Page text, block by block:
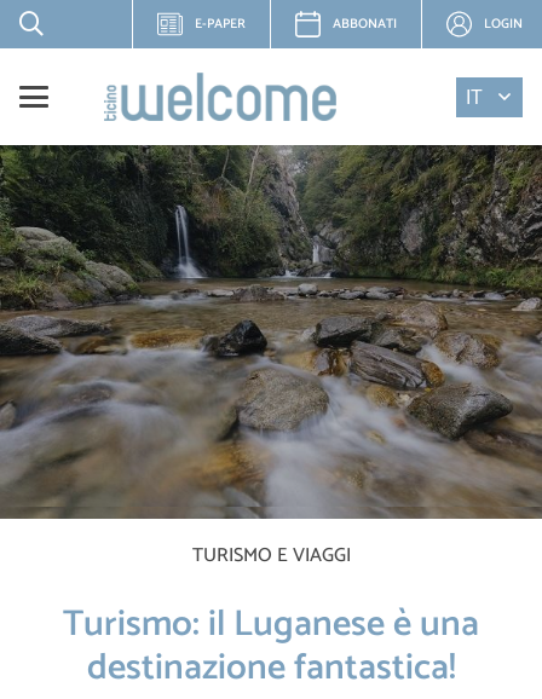
E-PAPER ABBONATI LOGIN
IT
TURISMO E VIAGGI
Turismo: il Luganese è una
destinazione fantastica!